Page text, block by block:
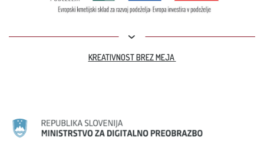
KREATIVNOST BREZ MEJA